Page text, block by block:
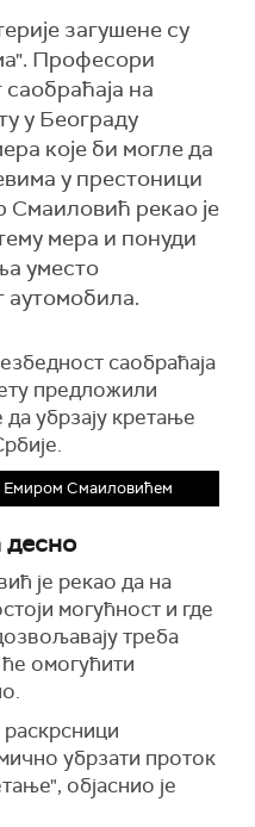
загушене су
Професори
на
у Београду
које би могле да
у престоници
рекао је
мера и понуди
уместо
саобраћаја
предложили
убрзају кретање
Емиром Смаиловићем
десно
је рекао да на
могућност и где
треба
омогућити
раскрсници
убрзати проток
објаснио је